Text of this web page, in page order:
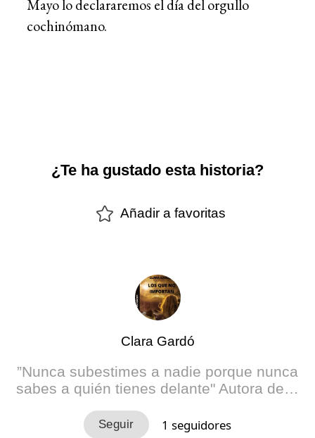
Mayo lo declararemos el día del orgullo
cochinómano.
¿Te ha gustado esta historia?
Añadir a favoritas
Clara Gardó
”Nunca subestimes a nadie porque nunca
sabes a quién tienes delante" Autora de…
1 seguidores